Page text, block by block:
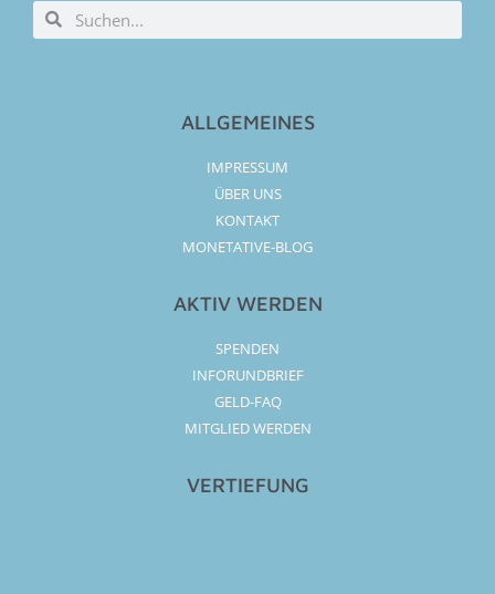
ALLGEMEINES
IMPRESSUM
ÜBER UNS
KONTAKT
MONETATIVE-BLOG
AKTIV WERDEN
SPENDEN
INFORUNDBRIEF
GELD-FAQ
MITGLIED WERDEN
VERTIEFUNG